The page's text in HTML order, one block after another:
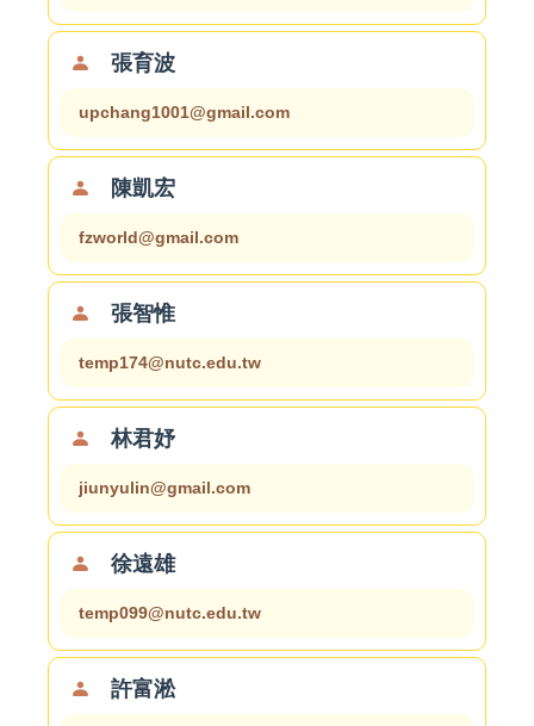
張育波
upchang1001@gmail.com
陳凱宏
fzworld@gmail.com
張智惟
temp174@nutc.edu.tw
林君妤
jiunyulin@gmail.com
徐遠雄
temp099@nutc.edu.tw
許富淞